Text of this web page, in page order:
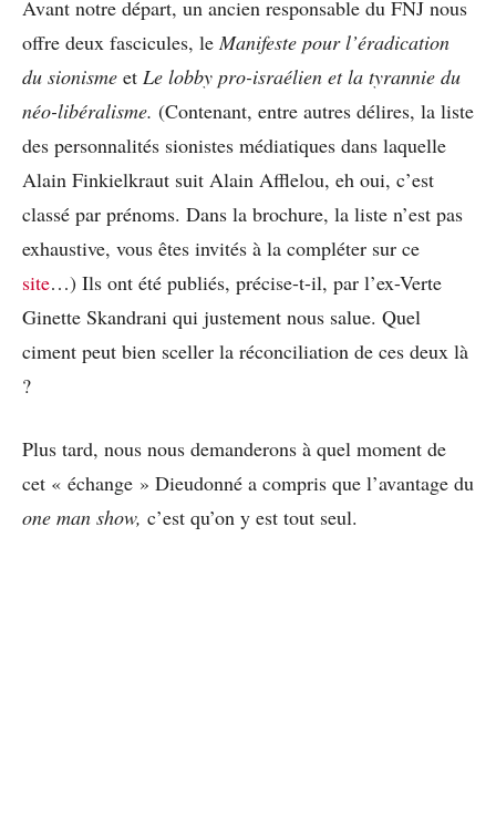
Avant notre départ, un ancien responsable du FNJ nous
offre deux fascicules, leManifeste pour l’éradication
du sionisme et Le lobby pro-israélien et la tyrannie du
néo-libéralisme. (Contenant, entre autres délires, la liste
des personnalités sionistes médiatiques dans laquelle
Alain Finkielkraut suit Alain Afflelou, eh oui, c’est
classé par prénoms. Dans la brochure, la liste n’est pas
exhaustive, vous êtes invités à la compléter sur ce
site…) Ils ont été publiés, précise-t-il, par l’ex-Verte
Ginette Skandrani qui justement nous salue. Quel
ciment peut bien sceller la réconciliation de ces deux là
?
Plus tard, nous nous demanderons à quel moment de
cet « échange » Dieudonné a compris que l’avantage du
one man show, c’est qu’on y est tout seul.